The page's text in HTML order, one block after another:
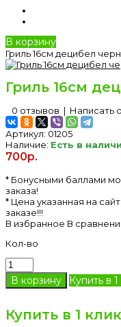
В корзину
Гриль 16см децибел
Гриль 16см
0 отзывов | Написать
Артикул: 01205
Наличие: Есть в
700р.
* Бонусными баллами
заказа!
* Цена указанная на
заказе!!!
В избранное В
Кол-во
Купить в
Купить в 1 клик